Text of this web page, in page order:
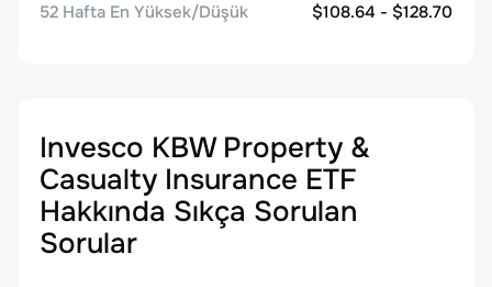
52 Hafta En Yüksek/Düşük
$108.64 - $128.70
Invesco KBW Property &
Casualty Insurance ETF
Hakkında Sıkça Sorulan
Sorular